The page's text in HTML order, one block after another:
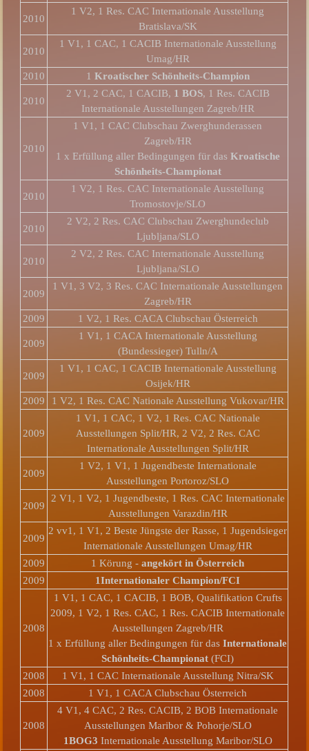
2010
1 V2, 1 Res. CAC Internationale Ausstellung
Bratislava/SK
2010
1 V1, 1 CAC, 1 CACIB Internationale Ausstellung
Umag/HR
2010
1 Kroatischer Schönheits-Champion
2010
2 V1, 2 CAC, 1 CACIB, 1 BOS, 1 Res. CACIB
Internationale Ausstellungen Zagreb/HR
2010
1 V1, 1 CAC Clubschau Zwerghunderassen
Zagreb/HR
1 x Erfüllung aller Bedingungen für das Kroatische
Schönheits-Championat
2010
1 V2, 1 Res. CAC Internationale Ausstellung
Tromostovje/SLO
2010
2 V2, 2 Res. CAC Clubschau Zwerghundeclub
Ljubljana/SLO
2010
2 V2, 2 Res. CAC Internationale Ausstellung
Ljubljana/SLO
2009
1 V1, 3 V2, 3 Res. CAC Internationale Ausstellungen
Zagreb/HR
2009
1 V2, 1 Res. CACA Clubschau Österreich
2009
1 V1, 1 CACA Internationale Ausstellung
(Bundessieger) Tulln/A
2009
1 V1, 1 CAC, 1 CACIB Internationale Ausstellung
Osijek/HR
2009
1 V2, 1 Res. CAC Nationale Ausstellung Vukovar/HR
2009
1 V1, 1 CAC, 1 V2, 1 Res. CAC Nationale
Ausstellungen Split/HR, 2 V2, 2 Res. CAC
Internationale Ausstellungen Split/HR
2009
1 V2, 1 V1, 1 Jugendbeste Internationale
Ausstellungen Portoroz/SLO
2009
2 V1, 1 V2, 1 Jugendbeste, 1 Res. CAC Internationale
Ausstellungen Varazdin/HR
2009
2 vv1, 1 V1, 2 Beste Jüngste der Rasse, 1 Jugendsieger
Internationale Ausstellungen Umag/HR
2009
1 Körung -angekört in Österreich
2009
1Internationaler Champion/FCI
2008
1 V1, 1 CAC, 1 CACIB, 1 BOB, Qualifikation Crufts
2009, 1 V2, 1 Res. CAC, 1 Res. CACIB Internationale
Ausstellungen Zagreb/HR
1 x Erfüllung aller Bedingungen für dasInternationale
Schönheits-Championat (FCI)
2008
1 V1, 1 CAC Internationale Ausstellung Nitra/SK
2008
1 V1, 1 CACA Clubschau Österreich
2008
4 V1, 4 CAC, 2 Res. CACIB, 2 BOB Internationale
Ausstellungen Maribor & Pohorje/SLO
1BOG3 Internationale Ausstellung Maribor/SLO